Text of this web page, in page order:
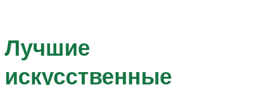
Лучшие
искусственные